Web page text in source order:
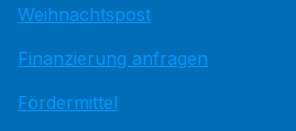
Weihnachtspost
Finanzierung anfragen
Fördermittel